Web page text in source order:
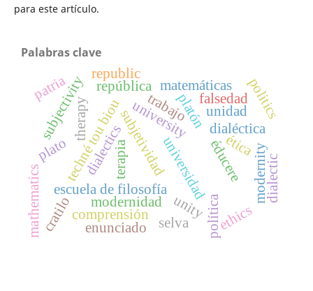
para este artículo.
Palabras clave
universidad
escuela de filosofía
techné tou biouterapia éducere
subjetividad
university
therapy
subjectivity platón
república matemáticas
dialéctica
unidad
plato
republic
mathematics
dialectics
unity
modernidad
comprensión
ética
política
modernity
ethics
politics
patria
selva
cratilo enunciado
falsedad
trabajo
dialectic